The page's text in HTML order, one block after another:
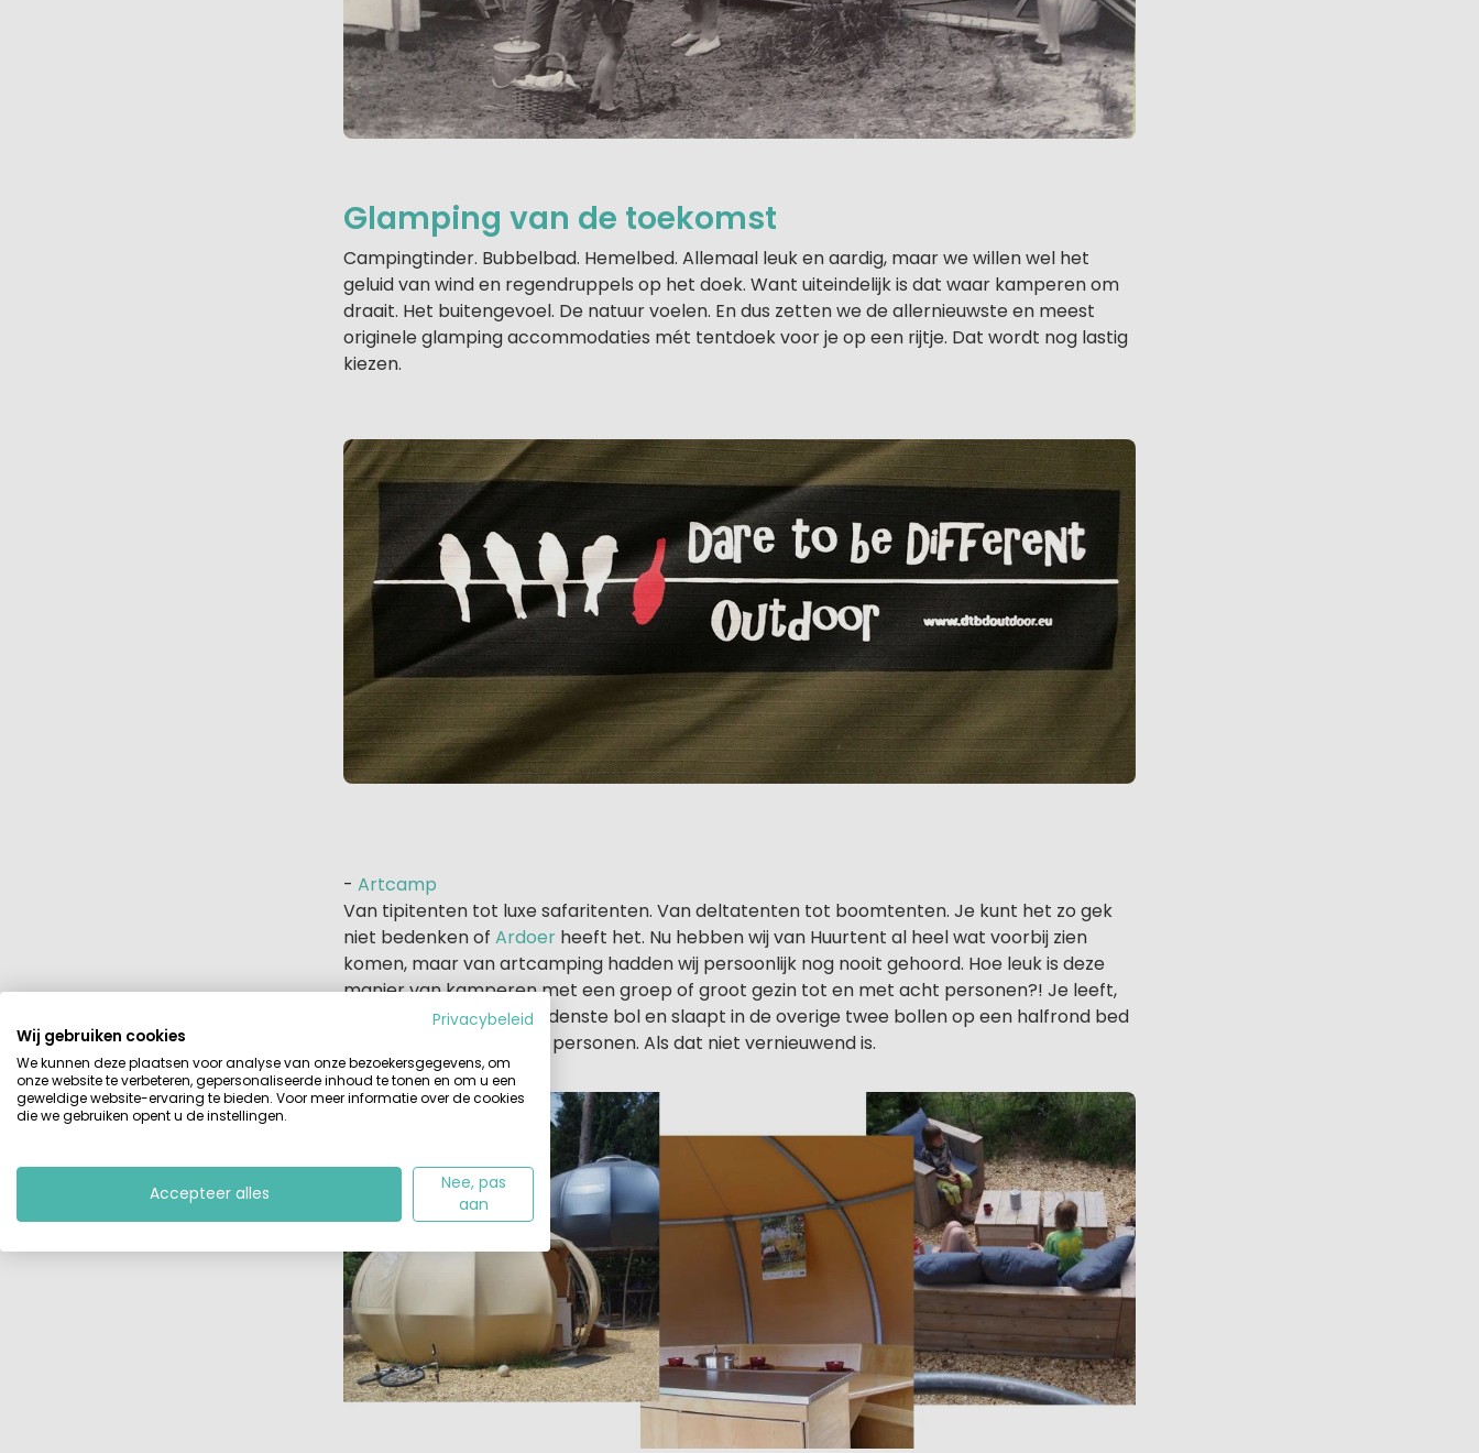
Glamping van de toekomst
Campingtinder. Bubbelbad. Hemelbed. Allemaal leuk en aardig, maar we willen wel het
geluid van wind en regendruppels op het doek. Want uiteindelijk is dat waar kamperen om
draait. Het buitengevoel. De natuur voelen. En dus zetten we de allernieuwste en meest
originele glamping accommodaties mét tentdoek voor je op een rijtje. Dat wordt nog lastig
kiezen.
- Artcamp
Van tipitenten tot luxe safaritenten. Van deltatenten tot boomtenten. Je kunt het zo gek
niet bedenken of Ardoer heeft het. Nu hebben wij van Huurtent al heel wat voorbij zien
komen, maar van artcamping hadden wij persoonlijk nog nooit gehoord. Hoe leuk is deze
manier van kamperen met een groep of groot gezin tot en met acht personen?! Je leeft,
kookt en eet in de benedenste bol en slaapt in de overige twee bollen op een halfrond bed
dat geschikt is voor vier personen. Als dat niet vernieuwend is.
Privacybeleid
Wij gebruiken cookies
We kunnen deze plaatsen voor analyse van onze bezoekersgegevens, om
onze website te verbeteren, gepersonaliseerde inhoud te tonen en om u een
geweldige website-ervaring te bieden. Voor meer informatie over de cookies
die we gebruiken opent u de instellingen.
Accepteer alles
Nee, pas
aan